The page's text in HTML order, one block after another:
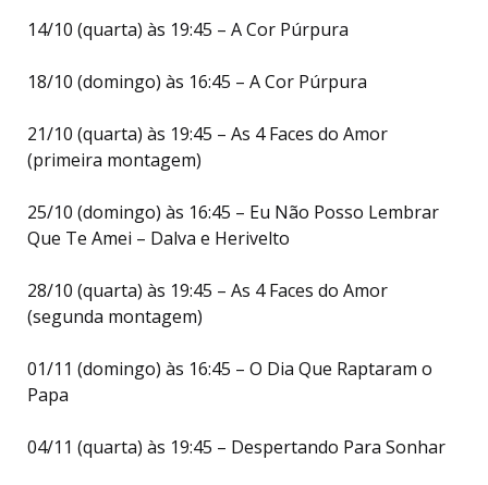
14/10 (quarta) às 19:45 – A Cor Púrpura
18/10 (domingo) às 16:45 – A Cor Púrpura
21/10 (quarta) às 19:45 – As 4 Faces do Amor
(primeira montagem)
25/10 (domingo) às 16:45 – Eu Não Posso Lembrar
Que Te Amei – Dalva e Herivelto
28/10 (quarta) às 19:45 – As 4 Faces do Amor
(segunda montagem)
01/11 (domingo) às 16:45 – O Dia Que Raptaram o
Papa
04/11 (quarta) às 19:45 – Despertando Para Sonhar